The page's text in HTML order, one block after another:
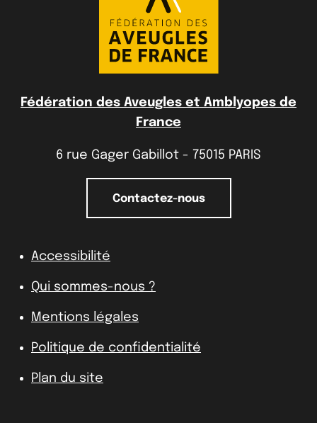
Fédération des Aveugles et Amblyopes de
France
6 rue Gager Gabillot - 75015 PARIS
Contactez-nous
Accessibilité
Qui sommes-nous ?
Mentions légales
Politique de confidentialité
Plan du site